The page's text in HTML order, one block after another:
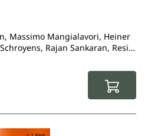
Massimo Mangialavori, Heiner
Rajan Sankaran, Resie